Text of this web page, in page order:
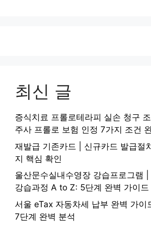
최신 글
증식치료 프롤로테라피 실손 청구
주사 프롤로 보험 인정 7가지 조건
재발급 기존카드 | 신규카드 발급절
지 핵심 확인
울산문수실내수영장 강습프로그램
강습과정 A to Z: 5단계 완벽 가이드
서울 eTax 자동차세 납부 완벽 가이
7단계 완벽 분석